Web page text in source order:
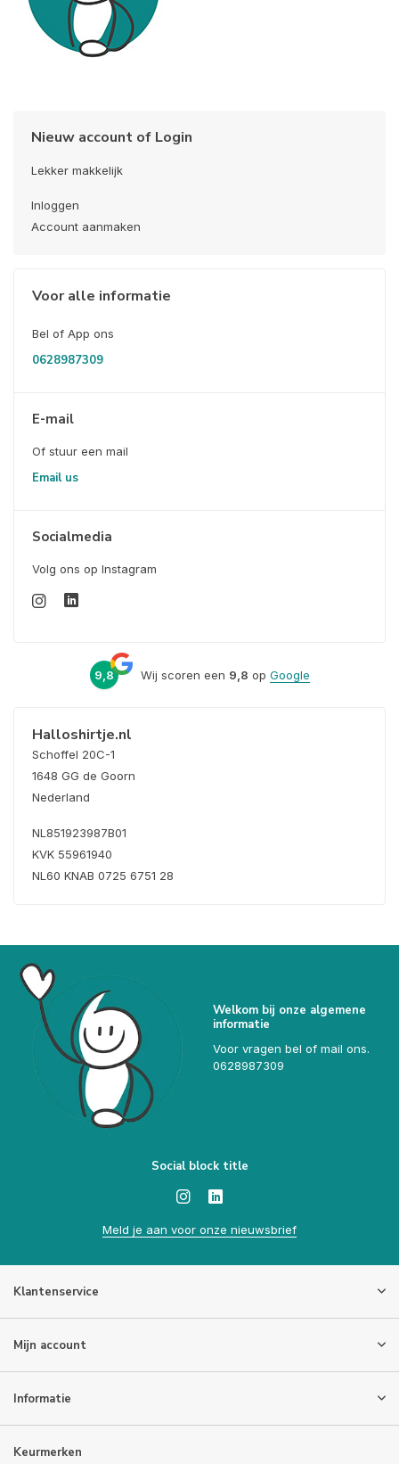
Nieuw account of Login
Lekker makkelijk
Inloggen
Account aanmaken
Voor alle informatie
Bel of App ons
0628987309
E-mail
Of stuur een mail
Email us
Socialmedia
Volg ons op Instagram
9,8 Wij scoren een 9,8 op Google
Halloshirtje.nl
Schoffel 20C-1
1648 GG de Goorn
Nederland
NL851923987B01
KVK 55961940
NL60 KNAB 0725 6751 28
Welkom bij onze algemene
informatie
Voor vragen bel of mail ons.
0628987309
Social block title
Meld je aan voor onze nieuwsbrief
Klantenservice
Mijn account
Informatie
Keurmerken